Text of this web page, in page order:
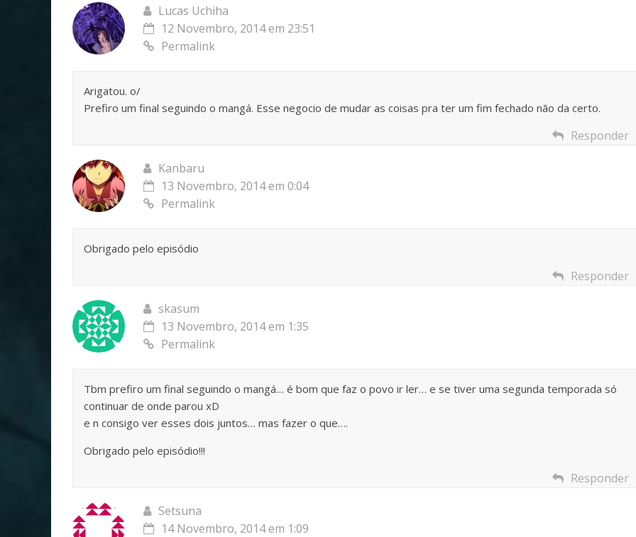
Lucas Uchiha
12 Novembro, 2014 em 23:51
Permalink
Arigatou. o/
Prefiro um final seguindo o mangá. Esse negocio de mudar as coisas pra ter um fim fechado não da certo.
Responder
Kanbaru
13 Novembro, 2014 em 0:04
Permalink
Obrigado pelo episódio
Responder
skasum
13 Novembro, 2014 em 1:35
Permalink
Tbm prefiro um final seguindo o mangá… é bom que faz o povo ir ler… e se tiver uma segunda temporada só
continuar de onde parou xD
e n consigo ver esses dois juntos… mas fazer o que….
Obrigado pelo episódio!!!
Responder
Setsuna
14 Novembro, 2014 em 1:09